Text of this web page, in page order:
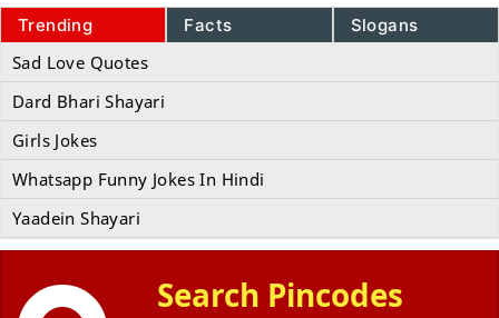
Trending Facts Slogans
Sad Love Quotes
Dard Bhari Shayari
Girls Jokes
Whatsapp Funny Jokes In Hindi
Yaadein Shayari
Search Pincodes